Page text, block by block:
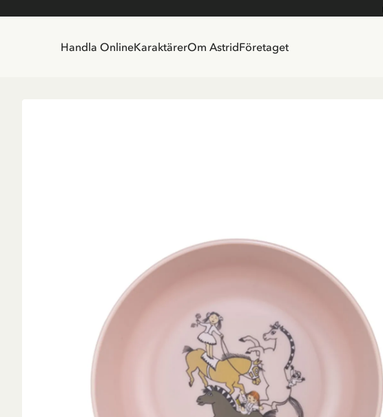
Handla OnlineKaraktärerOm AstridFöretaget